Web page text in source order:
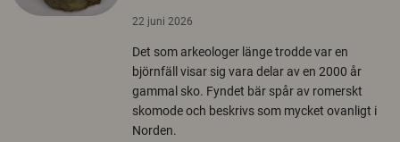
22 juni 2026
Det som arkeologer länge trodde var en
björnfäll visar sig vara delar av en 2000 år
gammal sko. Fyndet bär spår av romerskt
skomode och beskrivs som mycket ovanligt i
Norden.